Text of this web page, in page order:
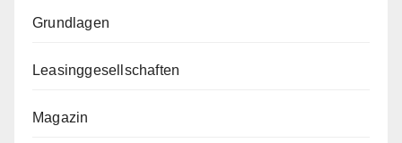
Grundlagen
Leasinggesellschaften
Magazin